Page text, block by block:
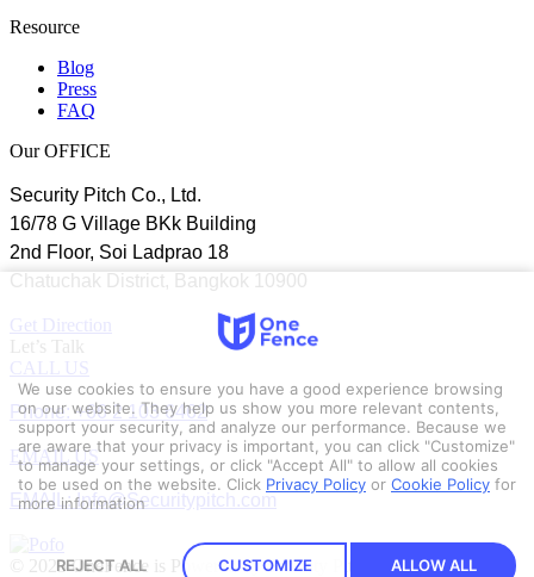
Resource
Blog
Press
FAQ
Our OFFICE
Security Pitch Co., Ltd.
16/78 G Village BKk Building
2nd Floor, Soi Ladprao 18
Chatuchak District, Bangkok 10900
Get Direction
Let’s Talk
CALL US
Phone: +66 2 103 6462
EMAIL US
EMAIL: Info@Securitypitch.com
© 2023 OneFence is Powered by Security Pitch.
We use cookies to ensure you have a good experience browsing
on our website. They help us show you more relevant contents,
support your security, and analyze our performance. Because we
are aware that your privacy is important, you can click "Customize"
to manage your settings, or click "Accept All" to allow all cookies
to be used on the website. Click Privacy Policy or Cookie Policy for
more information
REJECT ALL CUSTOMIZE ALLOW ALL